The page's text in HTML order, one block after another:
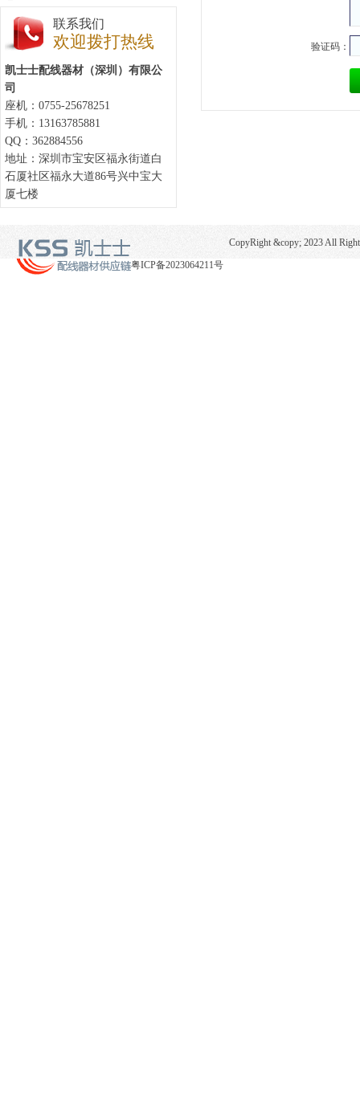
联系我们
欢迎拨打热线
凯士士配线器材（深圳）有限公
司
座机：0755-25678251
手机：13163785881
QQ：362884556
地址：深圳市宝安区福永街道白
石厦社区福永大道86号兴中宝大
厦七楼
验证码：
CopyRight &copy; 2023 All
粤ICP备2023064211号